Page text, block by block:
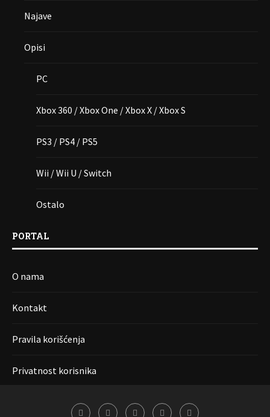
Najave
Opisi
PC
Xbox 360 / Xbox One / Xbox X / Xbox S
PS3 / PS4 / PS5
Wii / Wii U / Switch
Ostalo
PORTAL
O nama
Kontakt
Pravila korišćenja
Privatnost korisnika